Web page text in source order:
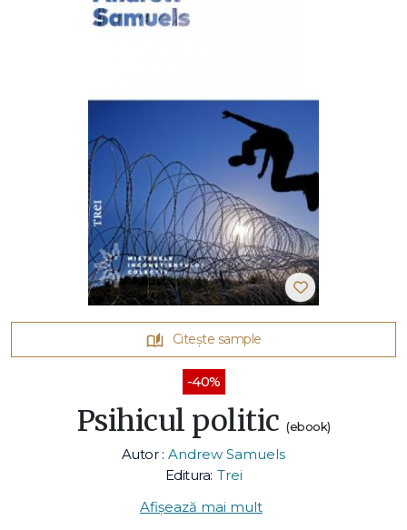
Citește sample
-40%
Psihicul politic (ebook)
Autor : Andrew Samuels
Editura: Trei
Afișează mai mult